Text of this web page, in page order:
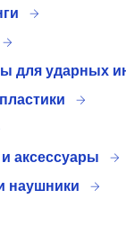
для ударных
аксессуары
наушники